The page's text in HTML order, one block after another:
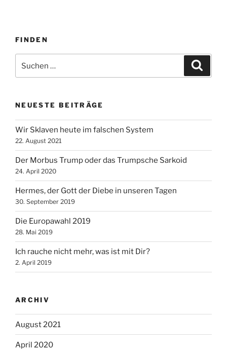
FINDEN
nach:
NEUESTE BEITRÄGE
Wir Sklaven heute im falschen System
22. August 2021
Der Morbus Trump oder das Trumpsche Sarkoid
24. April 2020
Hermes, der Gott der Diebe in unseren Tagen
30. September 2019
Die Europawahl 2019
28. Mai 2019
Ich rauche nicht mehr, was ist mit Dir?
2. April 2019
ARCHIV
August 2021
April 2020